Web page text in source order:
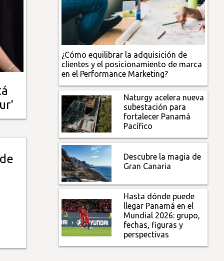
¿Cómo equilibrar la adquisición de
clientes y el posicionamiento de marca
en el Performance Marketing?
Naturgy acelera nueva
subestación para
fortalecer Panamá
Pacífico
Descubre la magia de
Gran Canaria
Hasta dónde puede
llegar Panamá en el
Mundial 2026: grupo,
fechas, figuras y
perspectivas